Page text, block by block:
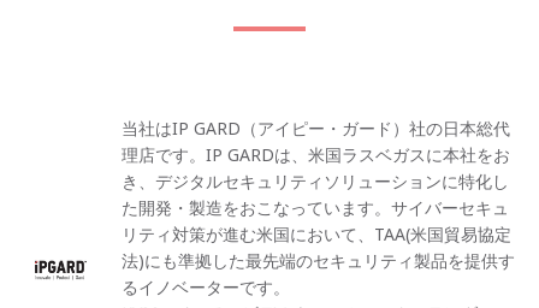
当社はIP GARD（アイピー・ガード）社の日本総代
理店です。IP GARDは、米国ラスベガスに本社をお
き、デジタルセキュリティソリューションに特化し
た開発・製造をおこなっています。サイバーセキュ
リティ対策が進む米国において、TAA(米国貿易協定
法)にも準拠した最先端のセキュリティ製品を提供す
るイノベーターです。